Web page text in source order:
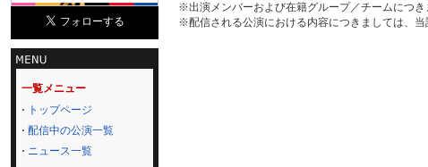
一覧メニュー
トップページ
配信中の公演一覧
ニュース一覧
※出演メンバーおよび在籍グループ／チームにつき
※配信される公演における内容につきましては、